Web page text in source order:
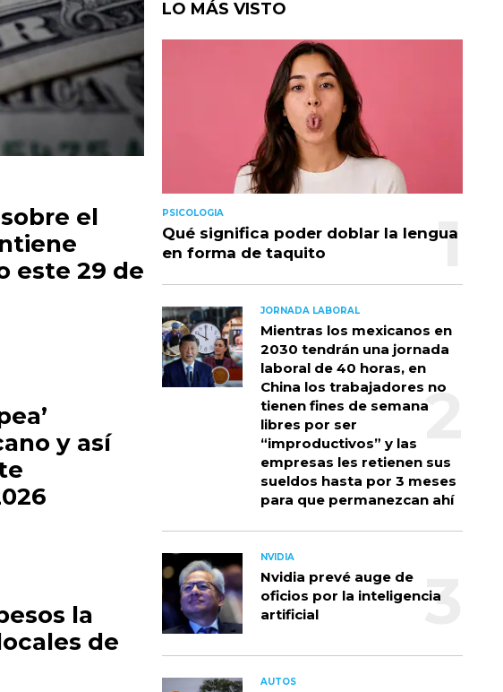
LO MÁS VISTO
PSICOLOGIA
Qué significa poder doblar la lengua
en forma de taquito
JORNADA LABORAL
Mientras los mexicanos en
2030 tendrán una jornada
laboral de 40 horas, en
China los trabajadores no
tienen fines de semana
libres por ser
“improductivos” y las
empresas les retienen sus
sueldos hasta por 3 meses
para que permanezcan ahí
NVIDIA
Nvidia prevé auge de
oficios por la inteligencia
artificial
AUTOS
el
este 29 de
y así
la
de